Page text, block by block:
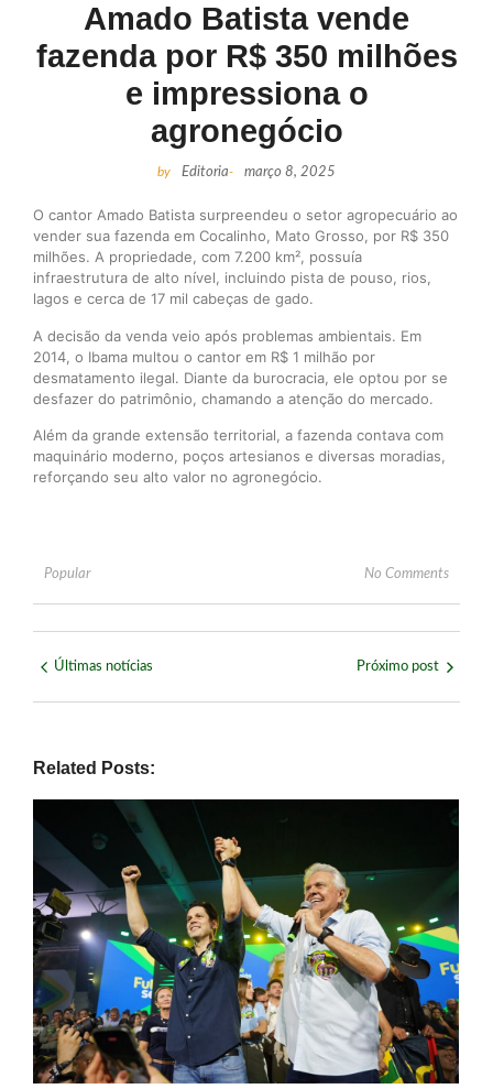
Amado Batista vende
fazenda por R$ 350 milhões
e impressiona o
agronegócio
by Editoria- março 8, 2025
O cantor Amado Batista surpreendeu o setor agropecuário ao
vender sua fazenda em Cocalinho, Mato Grosso, por R$ 350
milhões. A propriedade, com 7.200 km², possuía
infraestrutura de alto nível, incluindo pista de pouso, rios,
lagos e cerca de 17 mil cabeças de gado.
A decisão da venda veio após problemas ambientais. Em
2014, o Ibama multou o cantor em R$ 1 milhão por
desmatamento ilegal. Diante da burocracia, ele optou por se
desfazer do patrimônio, chamando a atenção do mercado.
Além da grande extensão territorial, a fazenda contava com
maquinário moderno, poços artesianos e diversas moradias,
reforçando seu alto valor no agronegócio.
Popular No Comments
Últimas notícias Próximo post
Related Posts: